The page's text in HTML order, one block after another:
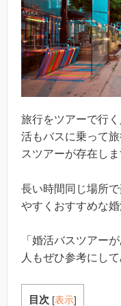
旅行をツアーで行
活もバスに乗って
スツアーが存在しま
長い時間同じ場所
やすくおすすめな婚
「婚活バスツアー
人もぜひ参考にして
目次 [表示]